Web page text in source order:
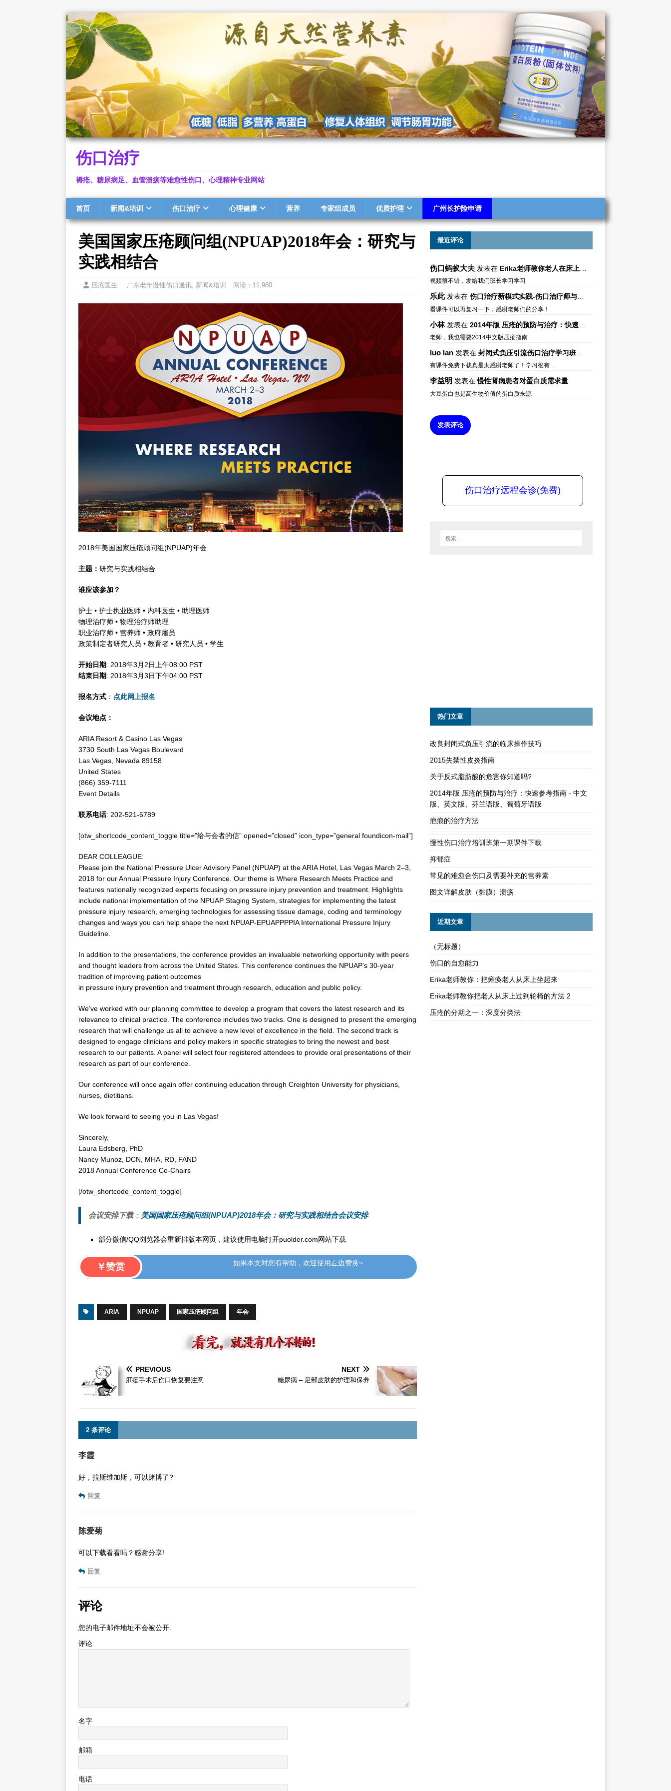
伤口治疗
褥疮、糖尿病足、血管溃疡等难愈性伤口、心理精神专业网站
首页 新闻&培训 伤口治疗 心理健康 营养 专家组成员 优质护理 广州长护险申请
美国国家压疮顾问组(NPUAP)2018年会：研究与
实践相结合
压疮医生 广东老年慢性伤口通讯, 新闻&培训 阅读：11,980
2018年美国国家压疮顾问组(NPUAP)年会
主题： 研究与实践相结合
谁应该参加？
护士 • 护士执业医师 • 内科医生 • 助理医师
物理治疗师 • 物理治疗师助理
职业治疗师 • 营养师 • 政府雇员
政策制定者研究人员 • 教育者 • 研究人员 • 学生
开始日期: 2018年3月2日上午08:00 PST
结束日期: 2018年3月3日下午04:00 PST
报名方式 ： 点此网上报名
会议地点：
ARIA Resort & Casino Las Vegas
3730 South Las Vegas Boulevard
Las Vegas, Nevada 89158
United States
(866) 359-7111
Event Details
联系电话: 202-521-6789
[otw_shortcode_content_toggle title=”给与会者的信” opened=”closed” icon_type=”general foundicon-mail”]
DEAR COLLEAGUE:
Please join the National Pressure Ulcer Advisory Panel (NPUAP) at the ARIA Hotel, Las Vegas March 2–3,
2018 for our Annual Pressure Injury Conference. Our theme is Where Research Meets Practice and
features nationally recognized experts focusing on pressure injury prevention and treatment. Highlights
include national implementation of the NPUAP Staging System, strategies for implementing the latest
pressure injury research, emerging technologies for assessing tissue damage, coding and terminology
changes and ways you can help shape the next NPUAP-EPUAPPPPIA International Pressure Injury
Guideline.
In addition to the presentations, the conference provides an invaluable networking opportunity with peers
and thought leaders from across the United States. This conference continues the NPUAP’s 30-year
tradition of improving patient outcomes
in pressure injury prevention and treatment through research, education and public policy.
We’ve worked with our planning committee to develop a program that covers the latest research and its
relevance to clinical practice. The conference includes two tracks. One is designed to present the emerging
research that will challenge us all to achieve a new level of excellence in the field. The second track is
designed to engage clinicians and policy makers in specific strategies to bring the newest and best
research to our patients. A panel will select four registered attendees to provide oral presentations of their
research as part of our conference.
Our conference will once again offer continuing education through Creighton University for physicians,
nurses, dietitians.
We look forward to seeing you in Las Vegas!
Sincerely,
Laura Edsberg, PhD
Nancy Munoz, DCN, MHA, RD, FAND
2018 Annual Conference Co-Chairs
[/otw_shortcode_content_toggle]
会议安排下载： 美国国家压疮顾问组(NPUAP)2018年会：研究与实践相结合会议安排
部分微信/QQ浏览器会重新排版本网页，建议使用电脑打开puolder.com网站下载
如果本文对您有帮助，欢迎使用左边赞赏~
￥赞赏
ARIA NPUAP 国家压疮顾问组 年会
PREVIOUS
肛瘘手术后伤口恢复要注意
NEXT
糖尿病 – 足部皮肤的护理和保养
2 条评论
李霞
好，拉斯维加斯，可以赌博了?
回复
陈爱菊
可以下载看看吗？感谢分享!
回复
评论
您的电子邮件地址不会被公开.
评论
名字
邮箱
电话
最近评论
伤口蚂蚁大夫发表在 Erika老师教你老人在床上如何左右翻身
视频很不错，发给我们班长学习学习
乐此发表在 伤口治疗新模式实践-伤口治疗师与伤口专科
看课件可以再复习一下，感谢老师们的分享！
小林发表在 2014年版 压疮的预防与治疗：快速参考指南 – 中文版、英文版、芬兰语版、葡萄牙语版
老师，我也需要2014中文版压疮指南
luo lan发表在 封闭式负压引流伤口治疗学习班课件资料免费下载
有课件免费下载真是太感谢老师了！学习很有…
李益明 发表在慢性肾病患者对蛋白质需求量
大豆蛋白也是高生物价值的蛋白质来源
发表评论
伤口治疗远程会诊(免费)
热门文章
改良封闭式负压引流的临床操作技巧
2015失禁性皮炎指南
关于反式脂肪酸的危害你知道吗?
2014年版 压疮的预防与治疗：快速参考指南 - 中文
版、英文版、芬兰语版、葡萄牙语版
疤痕的治疗方法
慢性伤口治疗培训班第一期课件下载
抑郁症
常见的难愈合伤口及需要补充的营养素
图文详解皮肤（黏膜）溃疡
近期文章
（无标题）
伤口的自愈能力
Erika老师教你：把瘫痪老人从床上坐起来
Erika老师教你把老人从床上过到轮椅的方法 2
压疮的分期之一：深度分类法